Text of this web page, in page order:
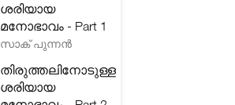
ശരിയായ
മനോഭാവം - Part 1
സാക് പുന്നൻ
തിരുത്തലിനോടുള്ള
ശരിയായ